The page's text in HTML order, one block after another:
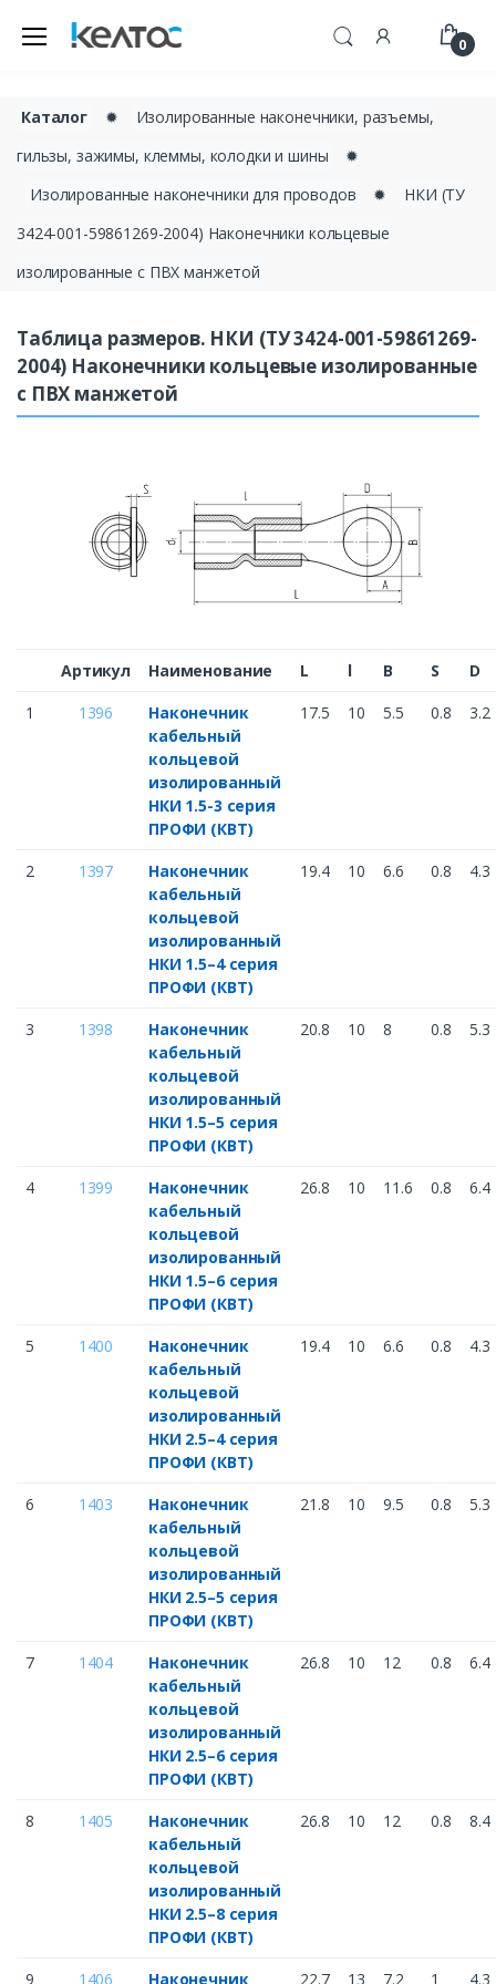
0
Каталог ✹
Изолированные наконечники, разъемы,
гильзы, зажимы, клеммы, колодки и шины
✹
Изолированные наконечники для проводов
✹
НКИ (ТУ
3424-001-59861269-2004) Наконечники кольцевые
изолированные с ПВХ манжетой
Таблица размеров. НКИ (ТУ 3424-001-59861269-
2004) Наконечники кольцевые изолированные
с ПВХ манжетой
Артикул Наименование L l B S
D
1
1396
Наконечник
кабельный
кольцевой
изолированный
НКИ 1.5-3 серия
ПРОФИ (КВТ)
17.5 10 5.5 0.8 3.2
2 1397
Наконечник
кабельный
кольцевой
изолированный
НКИ 1.5–4 серия
ПРОФИ (КВТ)
19.4 10 6.6 0.8 4.3
3 1398
Наконечник
кабельный
кольцевой
изолированный
НКИ 1.5–5 серия
ПРОФИ (КВТ)
20.8 10 8 0.8 5.3
4 1399
Наконечник
кабельный
кольцевой
изолированный
НКИ 1.5–6 серия
ПРОФИ (КВТ)
26.8 10 11.6 0.8 6.4
5 1400
Наконечник
кабельный
кольцевой
изолированный
НКИ 2.5–4 серия
ПРОФИ (КВТ)
19.4 10 6.6 0.8 4.3
6 1403
Наконечник
кабельный
кольцевой
изолированный
НКИ 2.5–5 серия
ПРОФИ (КВТ)
21.8 10 9.5 0.8 5.3
7 1404
Наконечник
кабельный
кольцевой
изолированный
НКИ 2.5–6 серия
ПРОФИ (КВТ)
26.8 10 12 0.8 6.4
8 1405
Наконечник
кабельный
кольцевой
изолированный
НКИ 2.5–8 серия
ПРОФИ (КВТ)
26.8 10 12 0.8 8.4
9 1406 Наконечник 22.7 13 7.2 1 4.3